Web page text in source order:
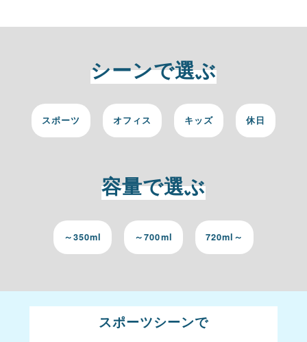
シーンで選ぶ
スポーツ オフィス キッズ 休日
容量で選ぶ
～350ml ～700ml 720ml～
スポーツシーンで